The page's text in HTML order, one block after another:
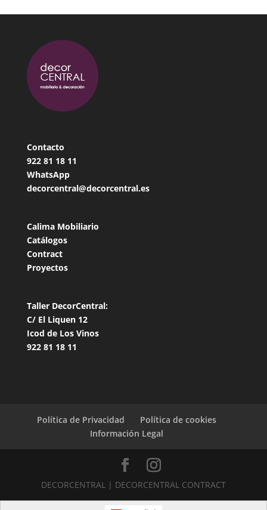
Contacto
922 81 18 11
WhatsApp
decorcentral@decorcentral.es
Calima Mobiliario
Catálogos
Contract
Proyectos
Taller DecorCentral:
C/ El Liquen 12
Icod de Los Vinos
922 81 18 11
Política de Privacidad
Política de cookies
Información Legal
DECORCENTRAL | DECORCENTRAL CONTRACT